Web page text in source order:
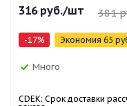
316руб./шт 381
-17% Экономия 65
Много
CDEK: Срок доставки